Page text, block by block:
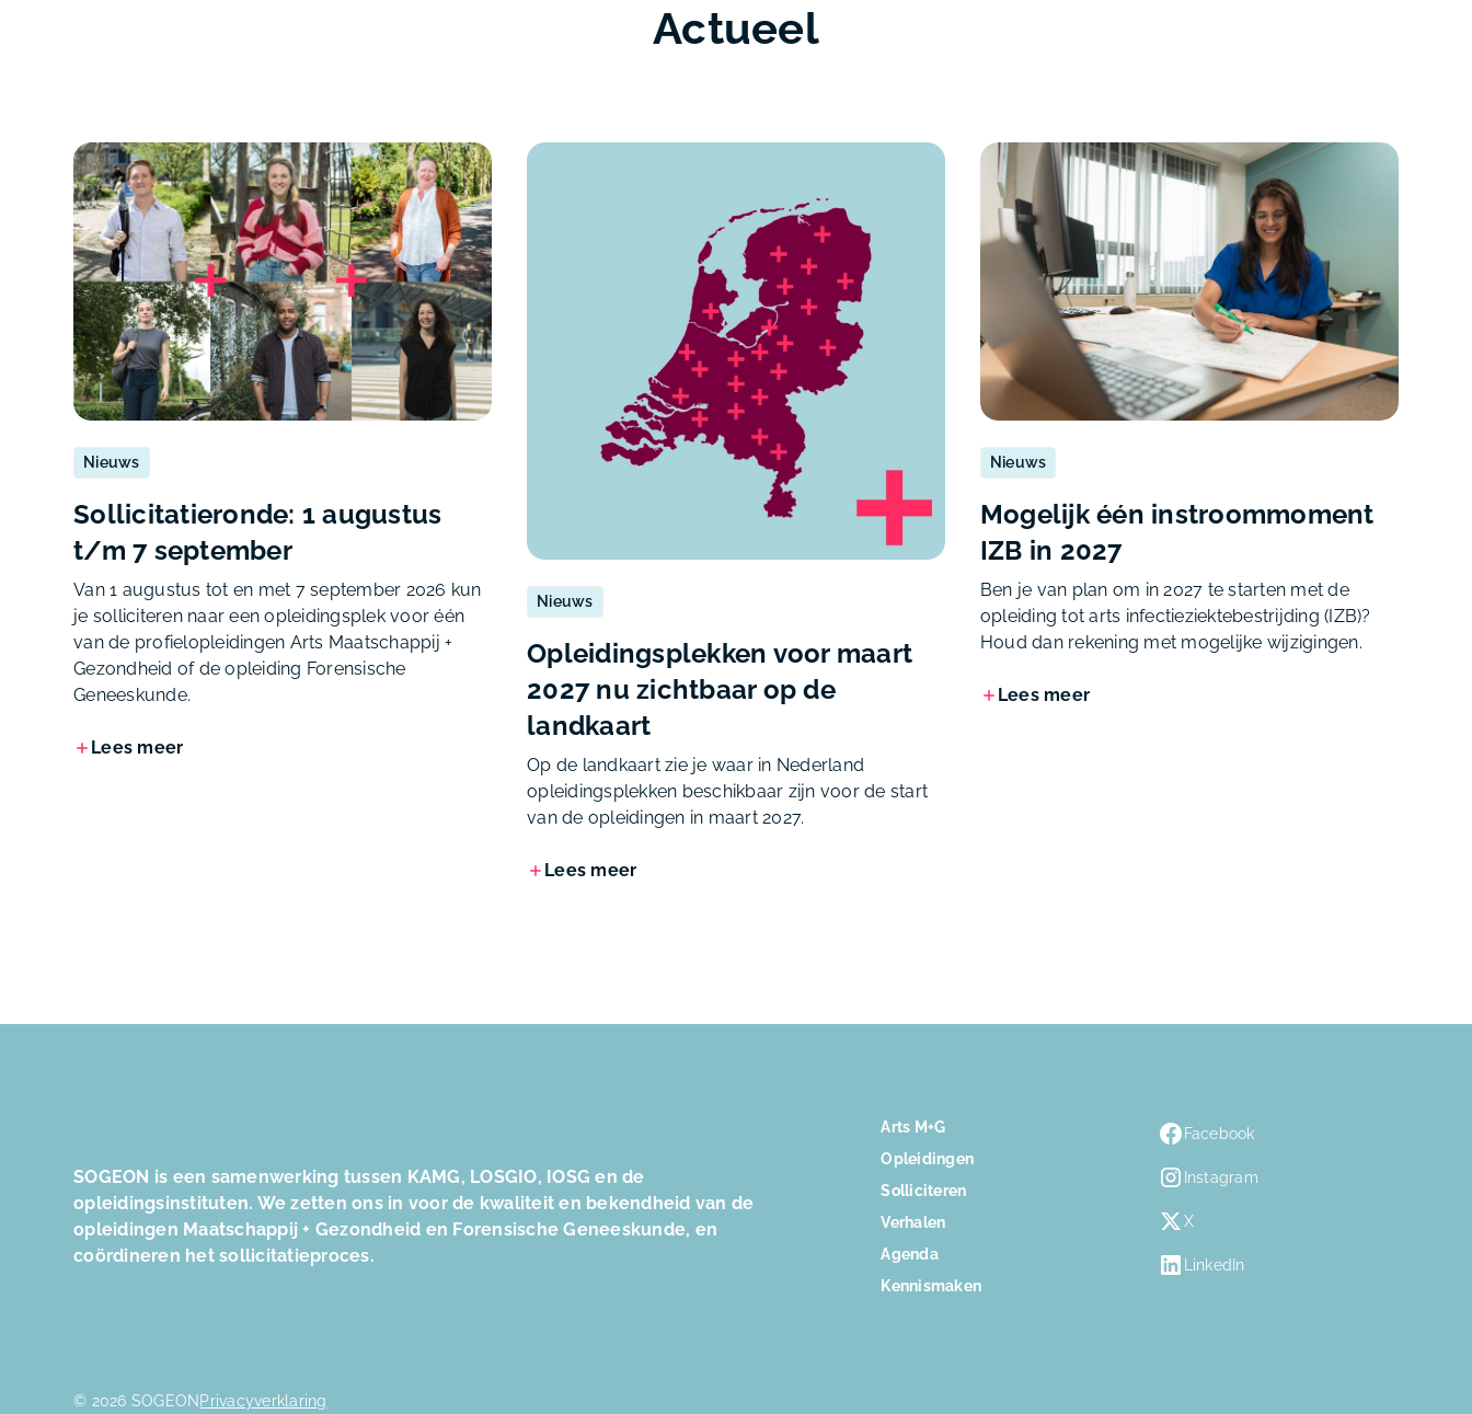
Actueel
Nieuws
Sollicitatieronde: 1 augustus
t/m 7 september
Van 1 augustus tot en met 7 september 2026 kun
je solliciteren naar een opleidingsplek voor één
van de profielopleidingen Arts Maatschappij +
Gezondheid of de opleiding Forensische
Geneeskunde.
Lees meer
Nieuws
Opleidingsplekken voor maart
2027 nu zichtbaar op de
landkaart
Op de landkaart zie je waar in Nederland
opleidingsplekken beschikbaar zijn voor de start
van de opleidingen in maart 2027.
Lees meer
Nieuws
Mogelijk één instroommoment
IZB in 2027
Ben je van plan om in 2027 te starten met de
opleiding tot arts infectieziektebestrijding (IZB)?
Houd dan rekening met mogelijke wijzigingen.
Lees meer
SOGEON is een samenwerking tussen KAMG, LOSGIO, IOSG en de
opleidingsinstituten. We zetten ons in voor de kwaliteit en bekendheid van de
opleidingen Maatschappij + Gezondheid en Forensische Geneeskunde, en
coördineren het sollicitatieproces.
Arts M+G
Opleidingen
Solliciteren
Verhalen
Agenda
Kennismaken
Facebook
Instagram
X
LinkedIn
© 2026 SOGEON Privacyverklaring